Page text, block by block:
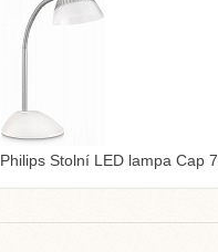
Philips Stolní LED lampa Cap